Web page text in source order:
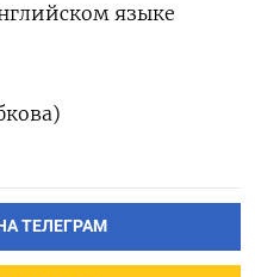
языке
ТЕЛЕГРАМ